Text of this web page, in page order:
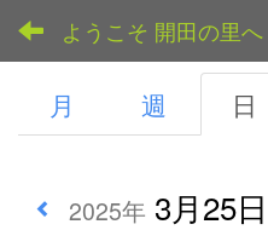
ようこそ 開田の里へ
月 週 日
2025年 3月25日